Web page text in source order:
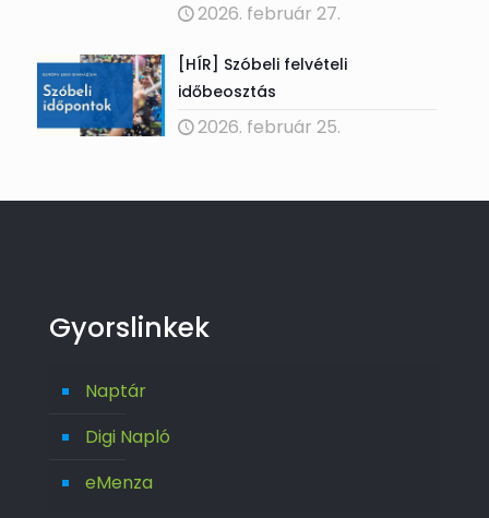
2026. február 27.
[HÍR] Szóbeli felvételi
időbeosztás
2026. február 25.
Gyorslinkek
Naptár
Digi Napló
eMenza